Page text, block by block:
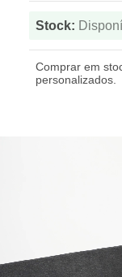
Stock:
Comprar em
personalizados.